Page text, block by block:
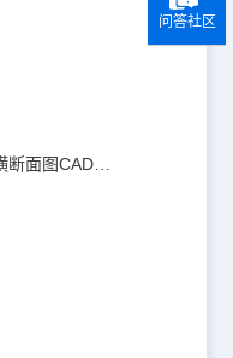
道路设计CAD图纸之道路标准横断面图CAD图纸
问答社区